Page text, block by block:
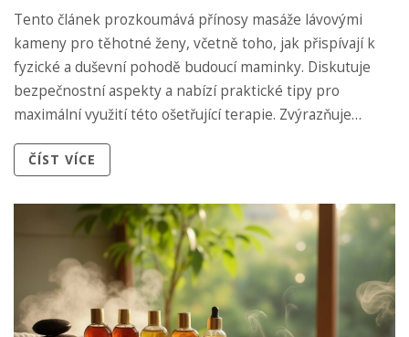
Tento článek prozkoumává přínosy masáže lávovými
kameny pro těhotné ženy, včetně toho, jak přispívají k
fyzické a duševní pohodě budoucí maminky. Diskutuje
bezpečnostní aspekty a nabízí praktické tipy pro
maximální využití této ošetřující terapie. Zvýrazňuje
podporu zdraví kloubů a svalů. Čtenářky se dozví, jak
jim samotným, ale i jejich miminku.
ČÍST VÍCE